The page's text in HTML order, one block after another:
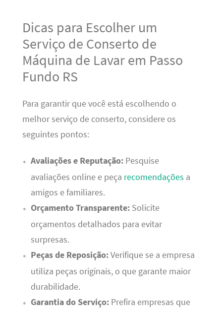
Dicas para Escolher um
Serviço de Conserto de
Máquina de Lavar em Passo
Fundo RS
Para garantir que você está escolhendo o
melhor serviço de conserto, considere os
seguintes pontos:
Avaliações e Reputação:Pesquise
avaliações online e peça recomendações a
amigos e familiares.
Orçamento Transparente:Solicite
orçamentos detalhados para evitar
surpresas.
Peças de Reposição:Verifique se a empresa
utiliza peças originais, o que garante maior
durabilidade.
Garantia do Serviço:Prefira empresas que